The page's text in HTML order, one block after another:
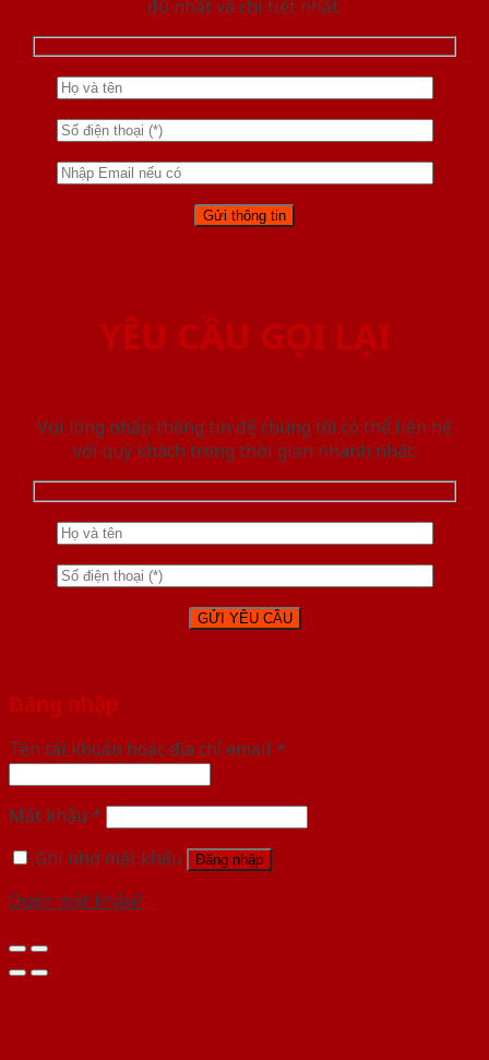
đủ nhất và chi tiết nhất.
YÊU CẦU GỌI LẠI
Vui lòng nhập thông tin để chúng tôi có thể liên hệ
với quý khách trong thời gian nhanh nhất.
Đăng nhập
Tên tài khoản hoặc địa chỉ email *
Mật khẩu *
Ghi nhớ mật khẩu
Đăng nhập
Quên mật khẩu?